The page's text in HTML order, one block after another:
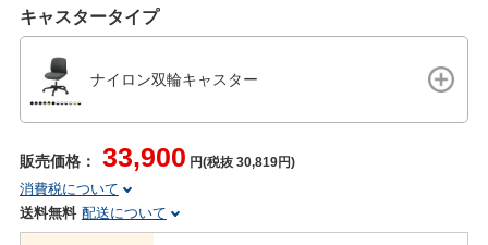
キャスタータイプ
ナイロン双輪キャスター
販売価格： 33,900 円(税抜 30,819円)
消費税について
送料無料 配送について